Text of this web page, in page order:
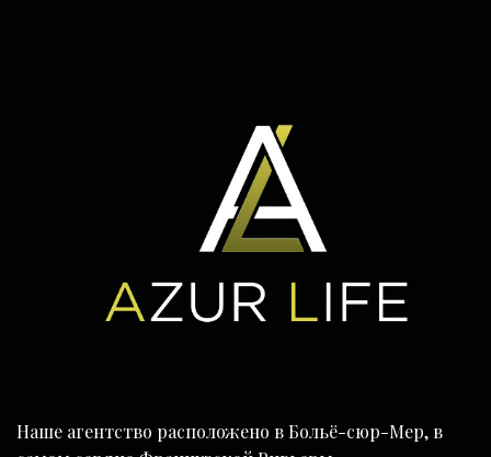
Наше агентство расположено в Больё-сюр-Мер, в